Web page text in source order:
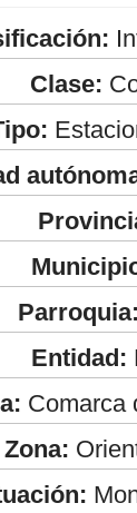
Clase:
Parroquia:
Entidad:
Comarca
Zona: